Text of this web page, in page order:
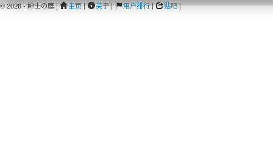
© 2026 - 紳士の庭 | 主页| 关于| 用户排行| 贴吧|